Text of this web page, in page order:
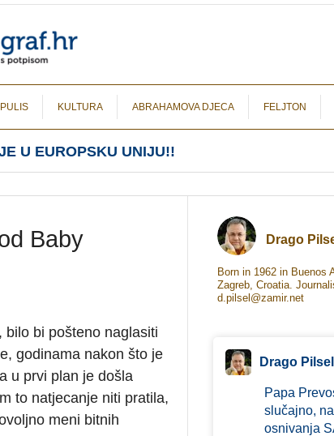
KULTURA ABRAHAMOVA DJECA FELJTON
U EUROPSKU UNIJU!!
Baby
bilo bi pošteno naglasiti
godinama nakon što je
u prvi plan je došla
to natjecanje niti pratila,
meni bitnih
Drago
Born in 1962 in Buenos
Zagreb, Croatia.
d.pilsel@zamir.net
Drago Pilsel
Papa
slučajno,
osnivanja